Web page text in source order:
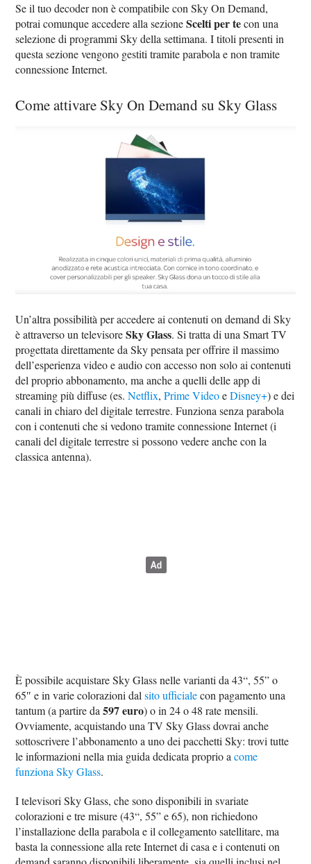
Se il tuo decoder non è compatibile con Sky On Demand,
potrai comunque accedere alla sezioneScelti per tecon una
selezione di programmi Sky della settimana. I titoli presenti in
questa sezione vengono gestiti tramite parabola e non tramite
connessione Internet.
Come attivare Sky On Demand su Sky Glass
Un’altra possibilità per accedere ai contenuti on demand di Sky
è attraverso un televisoreSky Glass. Si tratta di una Smart TV
progettata direttamente da Sky pensata per offrire il massimo
dell’esperienza video e audio con accesso non solo ai contenuti
del proprio abbonamento, ma anche a quelli delle app di
streaming più diffuse (es.Netflix,Prime VideoeDisney+) e dei
canali in chiaro del digitale terrestre. Funziona senza parabola
con i contenuti che si vedono tramite connessione Internet (i
canali del digitale terrestre si possono vedere anche con la
classica antenna).
È possibile acquistare Sky Glass nelle varianti da 43“, 55” o
65″ e in varie colorazioni dalsito ufficialecon pagamento una
tantum (a partire da597 euro) o in 24 o 48 rate mensili.
Ovviamente, acquistando una TV Sky Glass dovrai anche
sottoscrivere l’abbonamento a uno dei pacchetti Sky: trovi tutte
le informazioni nella mia guida dedicata proprio acome
funziona Sky Glass.
I televisori Sky Glass, che sono disponibili in svariate
colorazioni e tre misure (43“, 55” e 65), non richiedono
l’installazione della parabola e il collegamento satellitare, ma
basta la connessione alla rete Internet di casa e i contenuti on